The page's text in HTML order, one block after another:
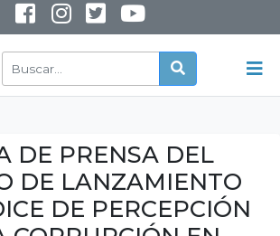
DE PRENSA DEL
DE LANZAMIENTO
DE PERCEPCIÓN